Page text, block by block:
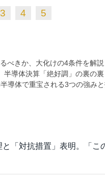
3 4 5
べきか、大化けの4条件を解
導体決算「絶好調」の裏の
導体で重宝される3つの強み
「対抗措置」表明。「こ